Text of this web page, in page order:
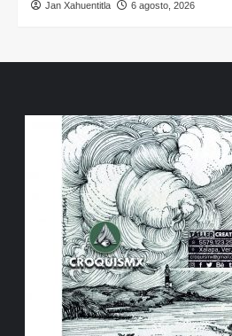
Jan Xahuentitla 6 agosto, 2026